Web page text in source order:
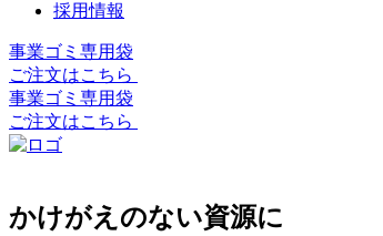
採用情報
事業ゴミ専用袋
ご注文はこちら
事業ゴミ専用袋
ご注文はこちら
かけがえのない資源に